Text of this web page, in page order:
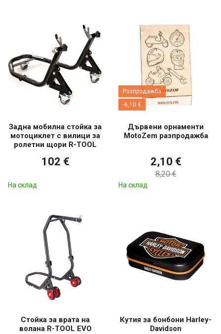
Задна мобилна стойка за
мотоциклет с вилици за
ролетни щори R-TOOL
102 €
На склад
Разпродажба
-6,10 €
Дървени орнаменти
MotoZem разпродажба
2,10 €
8,20 €
На склад
Стойка за врата на
волана R-TOOL EVO
Кутия за бонбони Harley-
Davidson